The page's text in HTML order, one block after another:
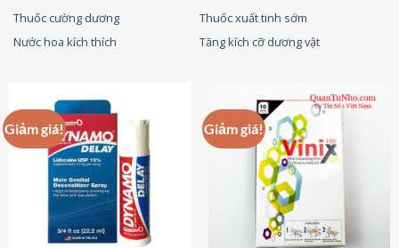
Thuốc cường dương
Thuốc xuất tinh sớm
Nước hoa kích thích
Tăng kích cỡ dương vật
Giảm giá! Giảm giá!